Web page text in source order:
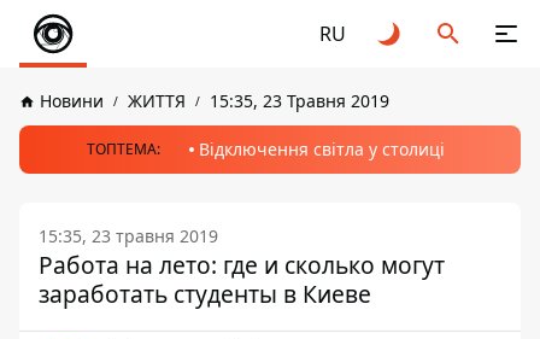
RU
Новини ЖИТТЯ 15:35, 23 Травня 2019
ТОПТЕМА: Відключення світла у столиці
15:35, 23 травня 2019
Работа на лето: где и сколько могут
заработать студенты в Киеве